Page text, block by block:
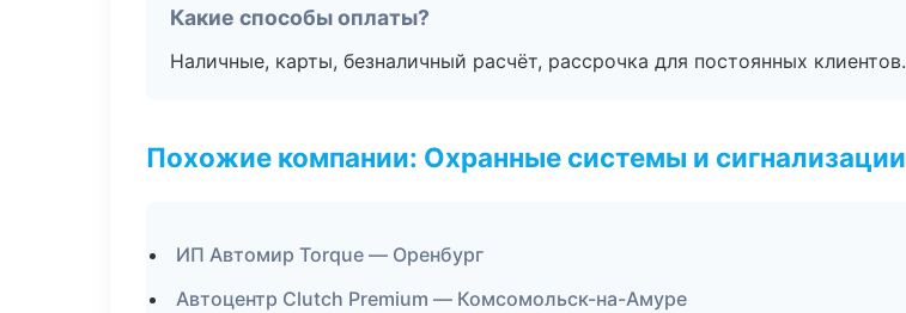
Какие способы оплаты?
Наличные, карты, безналичный расчёт, рассрочка для постоянных клиентов.
Похожие компании: Охранные системы и сигнализации
ИП Автомир Torque — Оренбург
Автоцентр Clutch Premium — Комсомольск-на-Амуре